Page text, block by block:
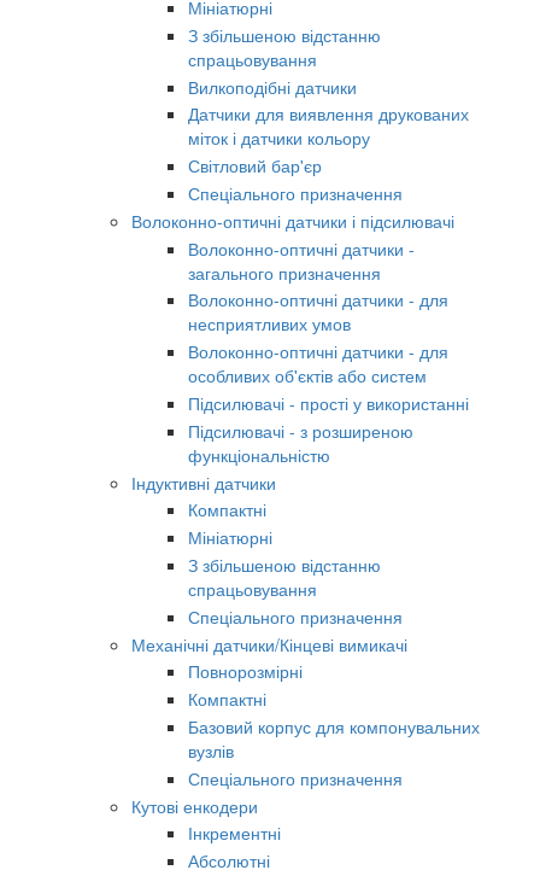
Мініатюрні
З збільшеною відстанню
спрацьовування
Вилкоподібні датчики
Датчики для виявлення друкованих
міток і датчики кольору
Світловий бар'єр
Спеціального призначення
Волоконно-оптичні датчики і підсилювачі
Волоконно-оптичні датчики -
загального призначення
Волоконно-оптичні датчики - для
несприятливих умов
Волоконно-оптичні датчики - для
особливих об'єктів або систем
Підсилювачі - прості у використанні
Підсилювачі - з розширеною
функціональністю
Індуктивні датчики
Компактні
Мініатюрні
З збільшеною відстанню
спрацьовування
Спеціального призначення
Механічні датчики/Кінцеві вимикачі
Повнорозмірні
Компактні
Базовий корпус для компонувальних
вузлів
Спеціального призначення
Кутові енкодери
Інкрементні
Абсолютні